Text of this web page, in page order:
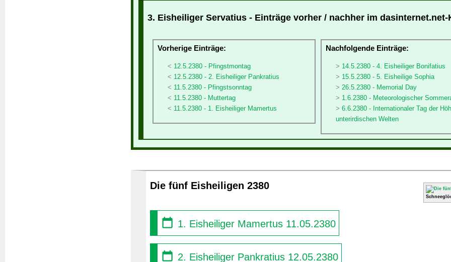
3. Eisheiliger Servatius - Einträge vorher / nachher im dasinternet.net-
Vorherige Einträge:
12.5.2380 - Pfingstmontag
12.5.2380 - 2. Eisheiliger Pankratius
11.5.2380 - Pfingstsonntag
11.5.2380 - Muttertag
11.5.2380 - 1. Eisheiliger Mamertus
Nachfolgende Einträge:
14.5.2380 - 4. Eisheiliger Bonifatius
15.5.2380 - 5. Eisheilige Sophia
26.5.2380 - Memorial Day
1.6.2380 - Meteorologischer
6.6.2380 - Internationaler Tag der
unterirdischen Welten
Die fünf Eisheiligen 2380
1. Eisheiliger Mamertus 11.05.2380
2. Eisheiliger Pankratius 12.05.2380